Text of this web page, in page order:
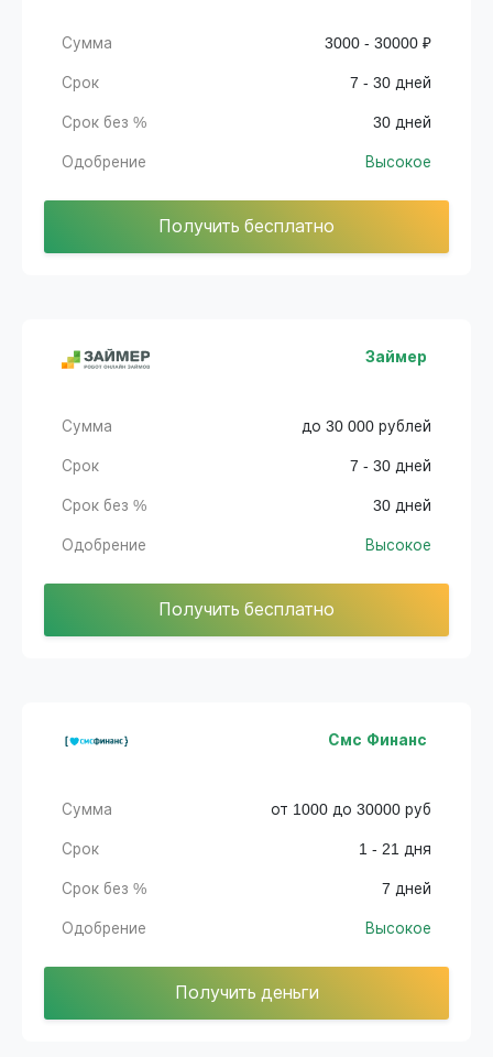
Сумма 3000 - 30000 ₽
Срок 7 - 30 дней
Срок без % 30 дней
Одобрение Высокое
Получить бесплатно
Займер
Сумма до 30 000 рублей
Срок 7 - 30 дней
Срок без % 30 дней
Одобрение Высокое
Получить бесплатно
Смс Финанс
Сумма от 1000 до 30000 руб
Срок 1 - 21 дня
Срок без % 7 дней
Одобрение Высокое
Получить деньги